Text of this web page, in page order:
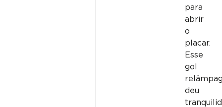
para
abrir
o
placar.
Esse
gol
deu